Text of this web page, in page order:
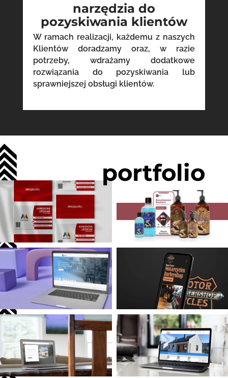
narzędzia do
pozyskiwania klientów
W ramach realizacji, każdemu z naszych
Klientów doradzamy oraz, w razie
potrzeby, wdrażamy dodatkowe
rozwiązania do pozyskiwania lub
sprawniejszej obsługi klientów.
portfolio